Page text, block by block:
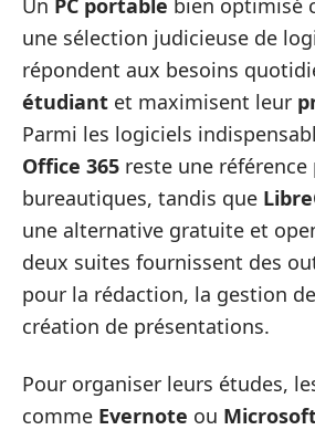
Un PC portable bien optimisé
une sélection judicieuse de
répondent aux besoins
étudiant et maximisent leur
Parmi les logiciels
Office 365 reste une
bureautiques, tandis que
une alternative gratuite et
deux suites fournissent des
pour la rédaction, la gestion
création de présentations.
Pour organiser leurs études,
comme Evernote ou